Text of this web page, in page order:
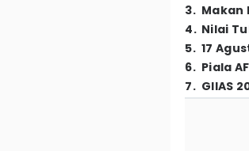
3. Makan
4. Nilai
5. 17
6. Piala
7. GIIAS